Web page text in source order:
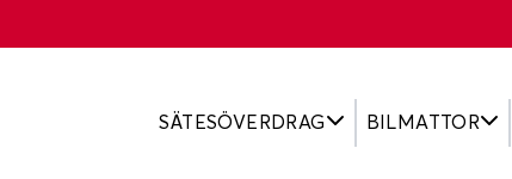
SÄTESÖVERDRAG BILMATTOR